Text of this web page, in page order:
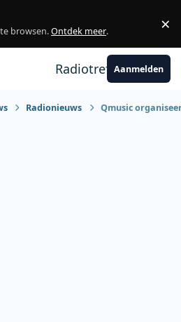
browsen.Ontdek meer. ×
RadiotrefpuntAanmelden
Radionieuws Qmusic